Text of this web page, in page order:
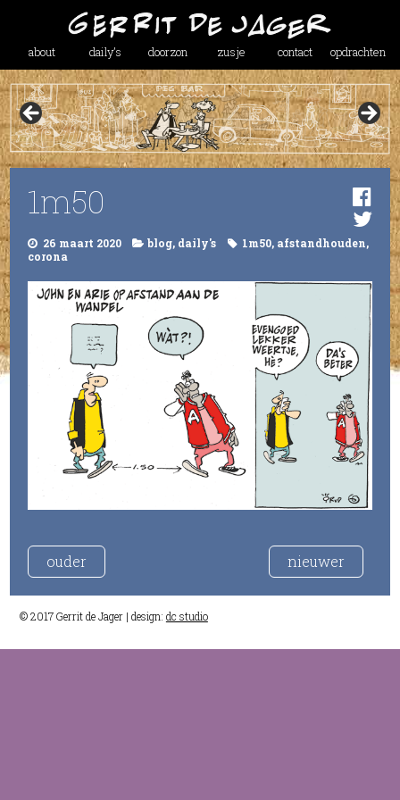
about daily’s doorzon zusje contact opdrachten
1m50
26 maart 2020 blog, daily's 1m50, afstandhouden,
corona
ouder nieuwer
© 2017 Gerrit de Jager | design: dc studio